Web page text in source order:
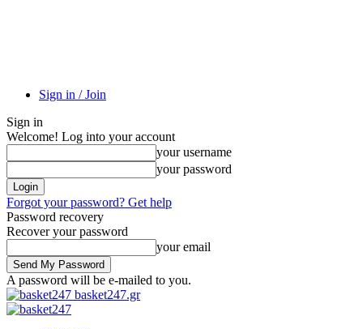
Sign in / Join
Sign in
Welcome! Log into your account
your username
your password
Forgot your password? Get help
Password recovery
Recover your password
your email
A password will be e-mailed to you.
basket247.gr